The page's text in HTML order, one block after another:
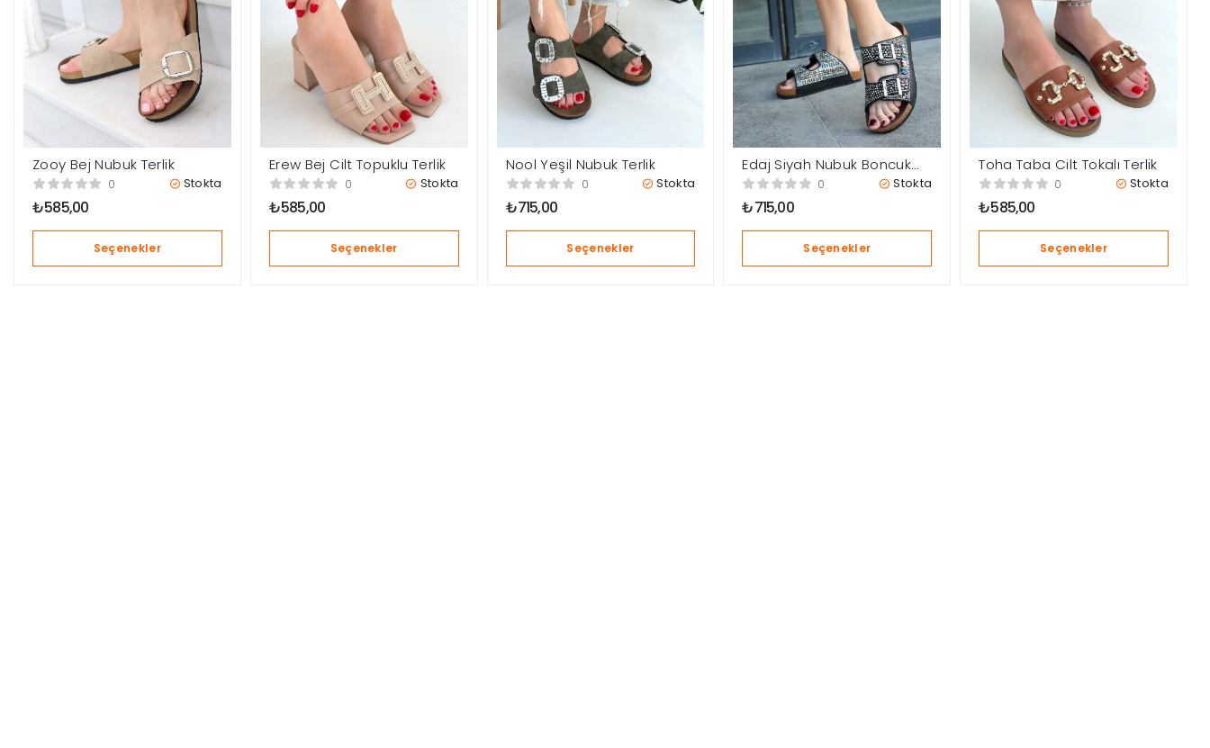
Zooy Bej Nubuk Terlik
0 Stokta
₺585,00
Seçenekler
Erew Bej Cilt Topuklu Terlik
0 Stokta
₺585,00
Seçenekler
Nool Yeşil Nubuk Terlik
0 Stokta
₺715,00
Seçenekler
Edaj Siyah Nubuk Boncuk
İşlemeli Terlik
0 Stokta
₺715,00
Seçenekler
Toha Taba Cilt Tokalı Terlik
0 Stokta
₺585,00
Seçenekler